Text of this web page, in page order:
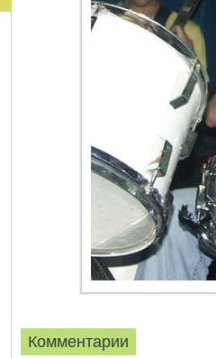
Комментарии